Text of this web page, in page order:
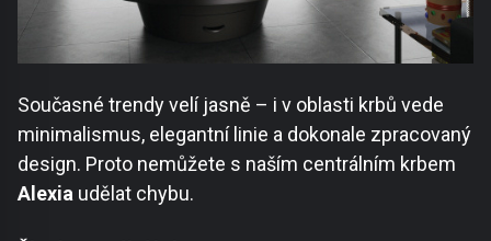
Současné trendy velí jasně – i v oblasti krbů vede
minimalismus, elegantní linie a dokonale zpracovaný
design. Proto nemůžete s naším centrálním krbem
Alexia udělat chybu.